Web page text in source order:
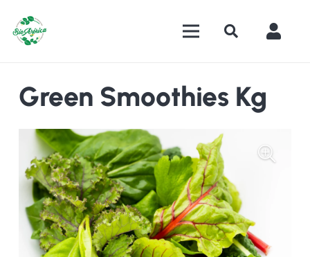
Green Smoothies Kg